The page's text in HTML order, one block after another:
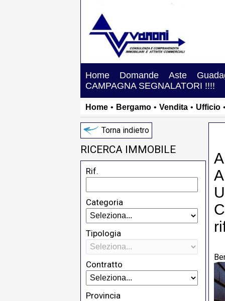
Home Domande Aste
CAMPAGNA SEGNALATORI !!!!
Home • Bergamo • Vendita • Ufficio
Torna indietro
RICERCA IMMOBILE
Rif.
Categoria
Tipologia
Contratto
Provincia